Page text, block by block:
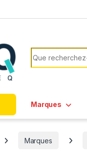
Rechercher:
Marques
Marques